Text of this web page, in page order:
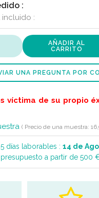
1 600
:
incluido :
AÑADIR AL
CARRITO
UNA PREGUNTA POR
víctima de su propio
( Precio de una muestra:
días laborables : 14 de
a partir de 500